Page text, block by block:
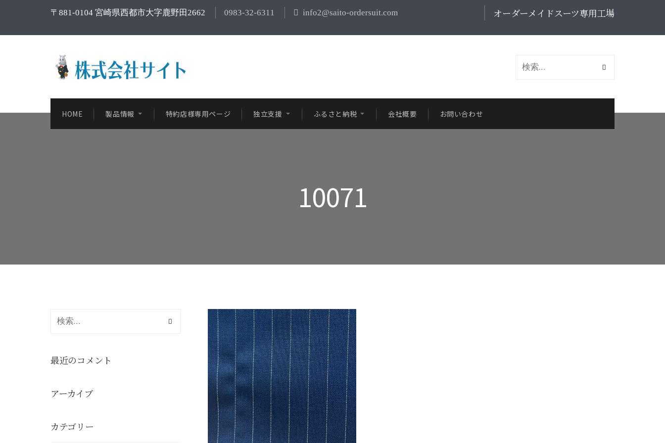
〒881-0104 宮崎県西都市大字鹿野田2662 0983-32-6311 info2@saito-ordersuit.com オーダーメイドスーツ専用工場
HOME 製品情報 特約店様専用ページ 独立支援 ふるさと納税 会社概要 お問い合わせ
10071
最近のコメント
アーカイブ
カテゴリー